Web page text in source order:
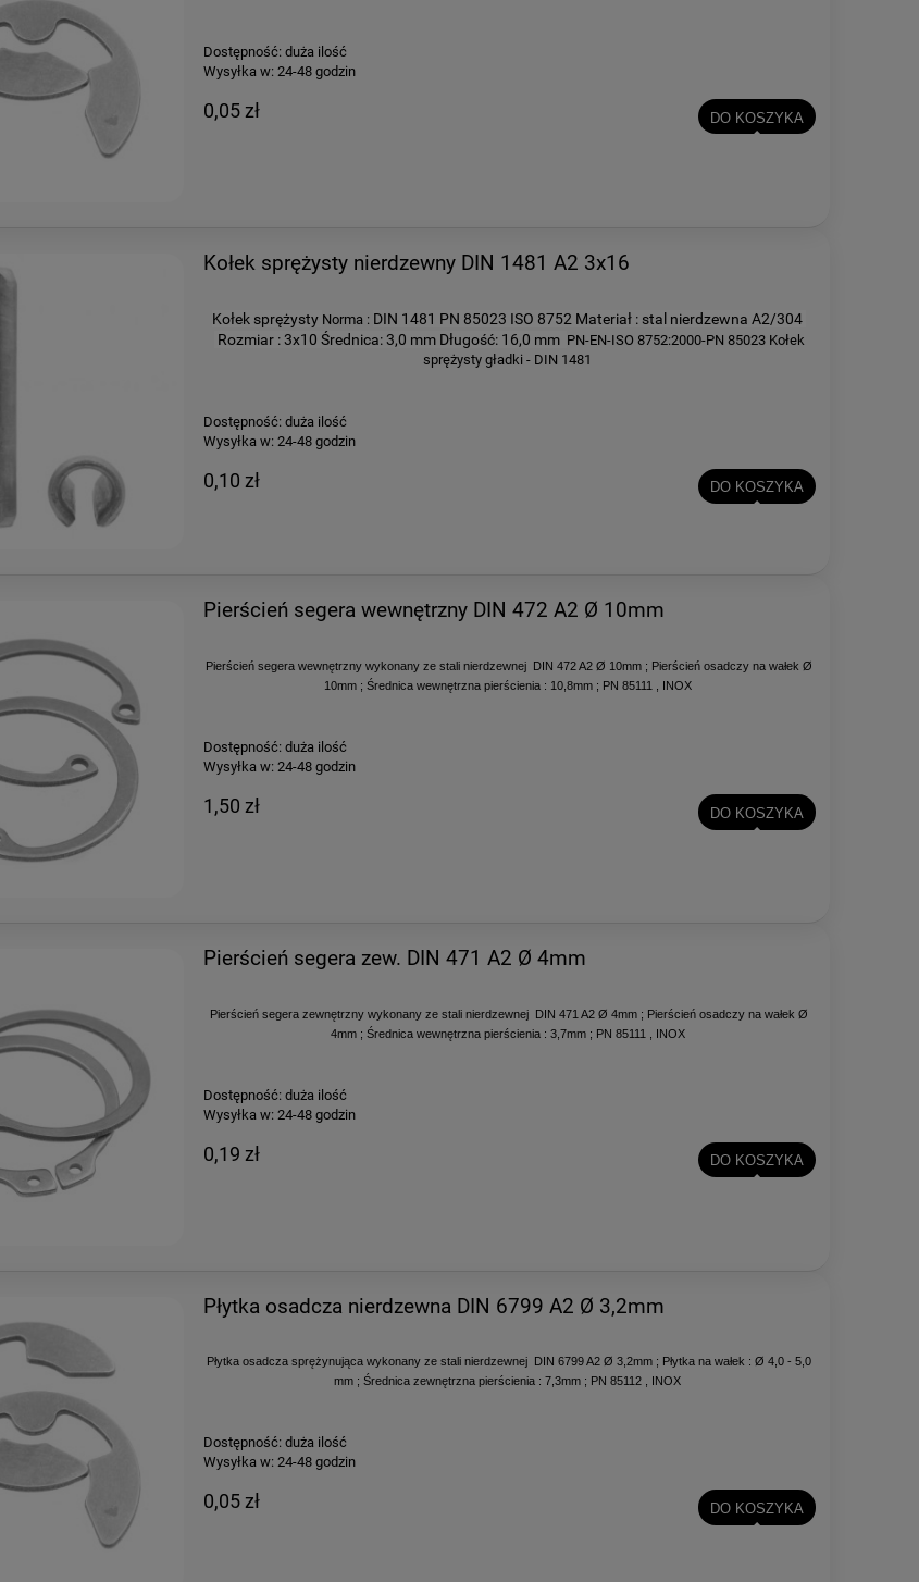
Dostępność: duża ilość
Wysyłka w: 24-48 godzin
0,05 zł DO KOSZYKA
Kołek sprężysty nierdzewny DIN 1481 A2 3x16
Kołek sprężysty Norma : DIN 1481 PN 85023 ISO 8752 Materiał : stal nierdzewna A2/304
Rozmiar : 3x10 Średnica: 3,0 mm Długość: 16,0 mm PN-EN-ISO 8752:2000-PN 85023 Kołek
sprężysty gładki - DIN 1481
Dostępność: duża ilość
Wysyłka w: 24-48 godzin
0,10 zł DO KOSZYKA
Pierścień segera wewnętrzny DIN 472 A2 Ø 10mm
Pierścień segera wewnętrzny wykonany ze stali nierdzewnej DIN 472 A2 Ø 10mm ; Pierścień osadczy na wałek Ø
10mm ; Średnica wewnętrzna pierścienia : 10,8mm ; PN 85111 , INOX
Dostępność: duża ilość
Wysyłka w: 24-48 godzin
1,50 zł DO KOSZYKA
Pierścień segera zew. DIN 471 A2 Ø 4mm
Pierścień segera zewnętrzny wykonany ze stali nierdzewnej DIN 471 A2 Ø 4mm ; Pierścień osadczy na wałek Ø
4mm ; Średnica wewnętrzna pierścienia : 3,7mm ; PN 85111 , INOX
Dostępność: duża ilość
Wysyłka w: 24-48 godzin
0,19 zł DO KOSZYKA
Płytka osadcza nierdzewna DIN 6799 A2 Ø 3,2mm
Płytka osadcza sprężynująca wykonany ze stali nierdzewnej DIN 6799 A2 Ø 3,2mm ; Płytka na wałek : Ø 4,0 - 5,0
mm ; Średnica zewnętrzna pierścienia : 7,3mm ; PN 85112 , INOX
Dostępność: duża ilość
Wysyłka w: 24-48 godzin
0,05 zł DO KOSZYKA